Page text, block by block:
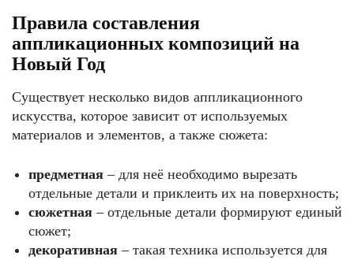
Правила составления
аппликационных композиций на
Новый Год
Существует несколько видов аппликационного
искусства, которое зависит от используемых
материалов и элементов, а также сюжета:
предметная – для неё необходимо вырезать
отдельные детали и приклеить их на поверхность;
сюжетная – отдельные детали формируют единый
сюжет;
декоративная – такая техника используется для